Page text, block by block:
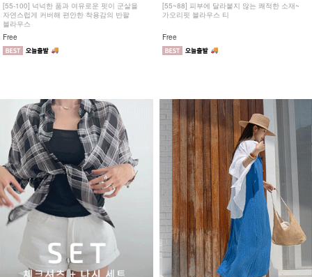
[55-100] 넉넉한 품과 여유로운 핏이 군살을
자연스럽게 커버해 편안한 착용감의 반팔
블라우스
Free
[55~88] 피부에 달라붙지 않는 쾌적한 소재~
가오리핏 블라우스 티
Free